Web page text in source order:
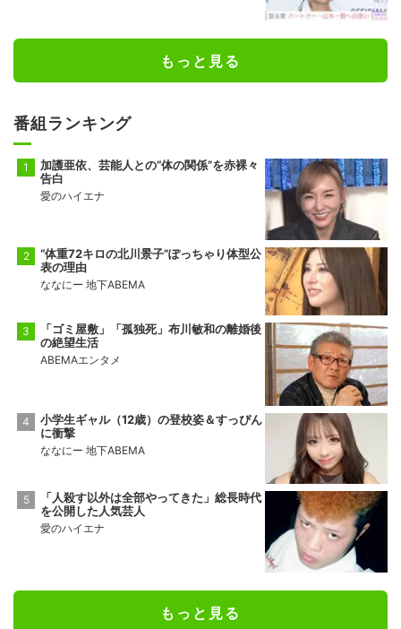
もっと見る
番組ランキング
加護亜依、芸能人との“体の関係”を赤裸々
告白
愛のハイエナ
“体重72キロの北川景子”ぽっちゃり体型公
表の理由
ななにー 地下ABEMA
「ゴミ屋敷」「孤独死」布川敏和の離婚後
の絶望生活
ABEMAエンタメ
小学生ギャル（12歳）の登校姿＆すっぴん
に衝撃
ななにー 地下ABEMA
「人殺す以外は全部やってきた」総長時代
を公開した人気芸人
愛のハイエナ
もっと見る